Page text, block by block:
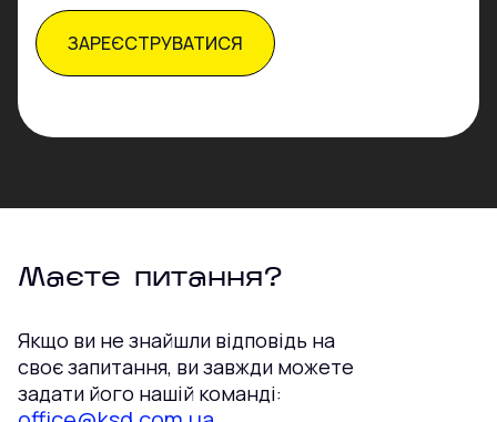
Маєте питання?
Якщо ви не знайшли відповідь на
своє запитання, ви завжди можете
задати його нашій команді: